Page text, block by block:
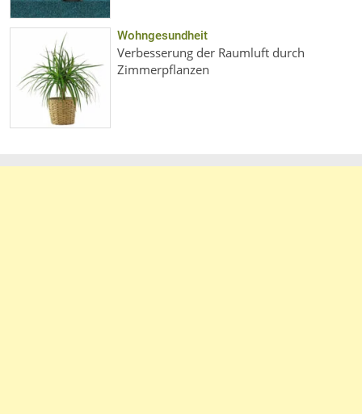
Wohngesundheit
Verbesserung der Raumluft durch
Zimmerpflanzen